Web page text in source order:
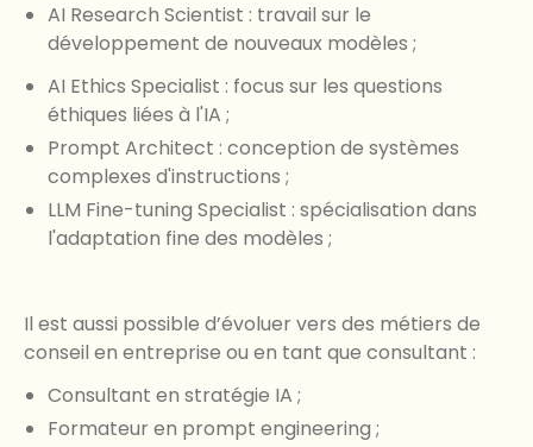
AI Research Scientist : travail sur le
développement de nouveaux modèles ;
AI Ethics Specialist : focus sur les questions
éthiques liées à l'IA ;
Prompt Architect : conception de systèmes
complexes d'instructions ;
LLM Fine-tuning Specialist : spécialisation dans
l'adaptation fine des modèles ;
Il est aussi possible d’évoluer vers des métiers de
conseil en entreprise ou en tant que consultant :
Consultant en stratégie IA ;
Formateur en prompt engineering ;